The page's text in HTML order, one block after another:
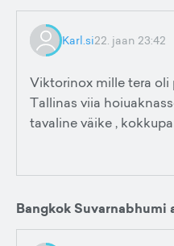
Karl.si22. jaan 23:42
Viktorinox mille tera oli
Tallinas viia
tavaline väike ,
Bangkok Suvarnabhumi